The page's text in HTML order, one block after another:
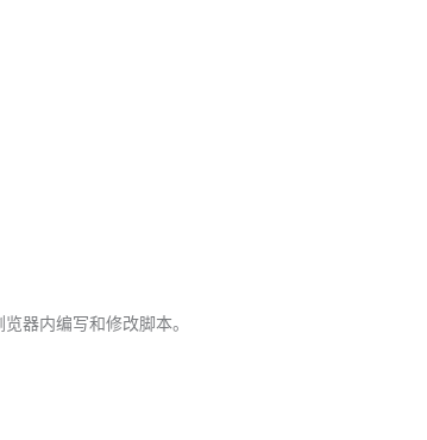
器内编写和修改脚本。